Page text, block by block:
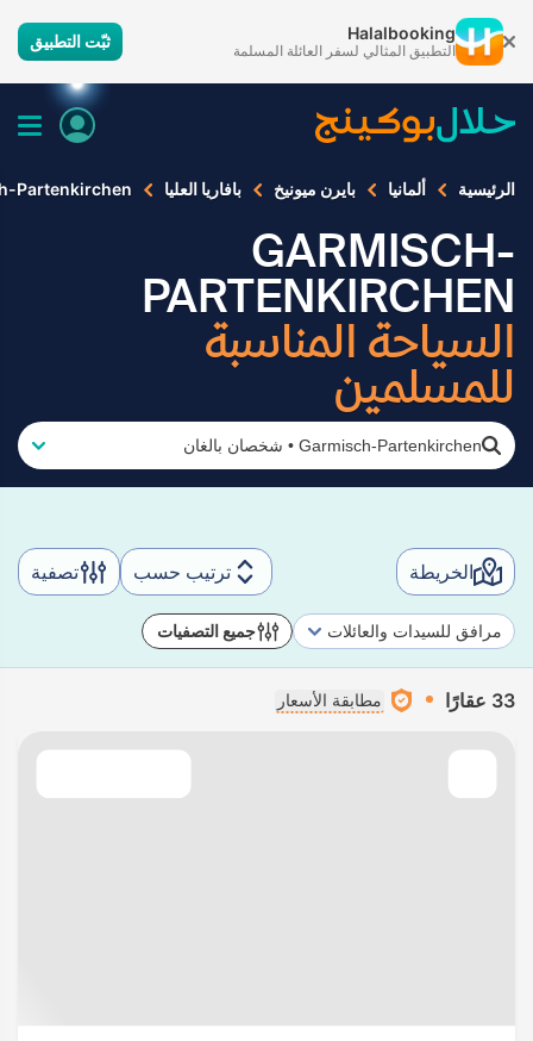
Halalbooking
التطبيق المثالي لسفر العائلة المسلمة ثبّت التطبيق
الرئيسية ألمانيا بايرن ميونيخ بافاريا العليا Partenkirchen
GARMISCH-
PARTENKIRCHEN
السياحة المناسبة
للمسلمين
Garmisch-Partenkirchen
• شخصان بالغان
الخريطة ترتيب حسب تصفية
مرافق للسيدات والعائلات جميع التصفيات
33 عقارًا مطابقة الأسعار